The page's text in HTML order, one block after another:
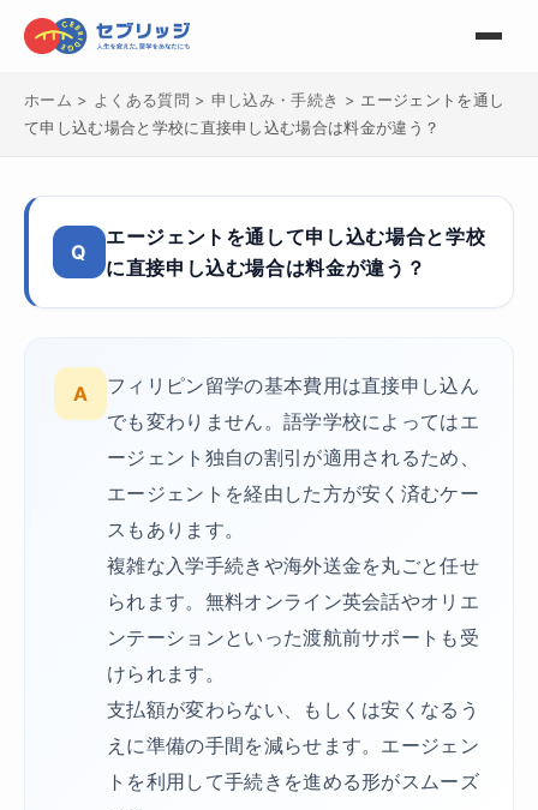
ホーム > よくある質問 > 申し込み・手続き > エージェントを通し
て申し込む場合と学校に直接申し込む場合は料金が違う？
Q
エージェントを通して申し込む場合と学校
に直接申し込む場合は料金が違う？
A
フィリピン留学の基本費用は直接申し込ん
でも変わりません。語学学校によってはエ
ージェント独自の割引が適用されるため、
エージェントを経由した方が安く済むケー
スもあります。
複雑な入学手続きや海外送金を丸ごと任せ
られます。無料オンライン英会話やオリエ
ンテーションといった渡航前サポートも受
けられます。
支払額が変わらない、もしくは安くなるう
えに準備の手間を減らせます。エージェン
トを利用して手続きを進める形がスムーズ